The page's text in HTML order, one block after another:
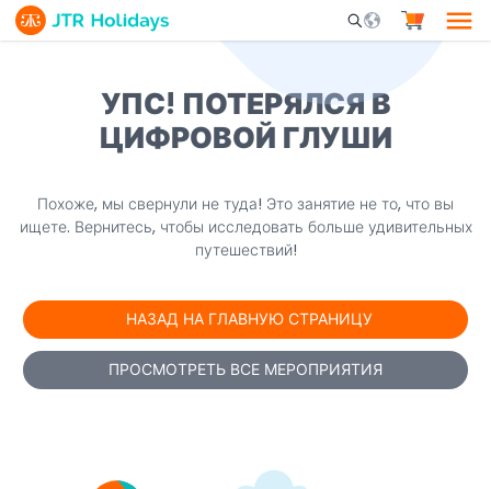
Mobile Search
УПС! ПОТЕРЯЛСЯ В
ЦИФРОВОЙ ГЛУШИ
Похоже, мы свернули не туда! Это занятие не то, что вы
ищете. Вернитесь, чтобы исследовать больше удивительных
путешествий!
НАЗАД НА ГЛАВНУЮ СТРАНИЦУ
ПРОСМОТРЕТЬ ВСЕ МЕРОПРИЯТИЯ